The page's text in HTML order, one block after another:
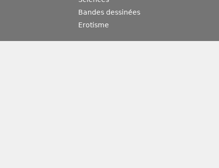
Bandes dessinées
Erotisme